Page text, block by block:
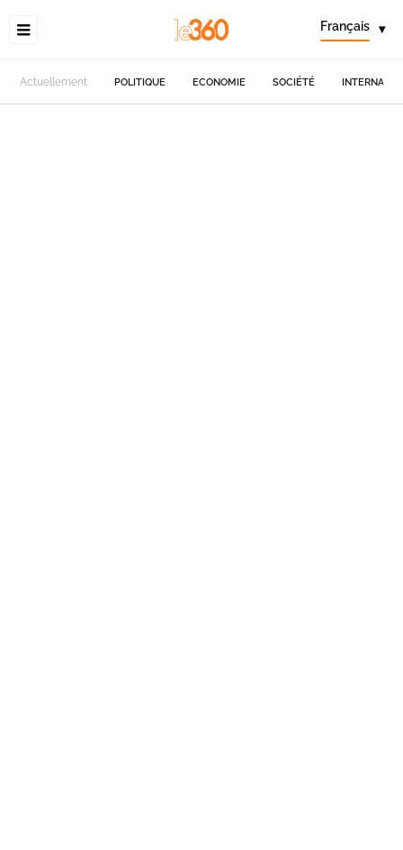
Français ▾
Actuellement POLITIQUE ECONOMIE SOCIÉTÉ